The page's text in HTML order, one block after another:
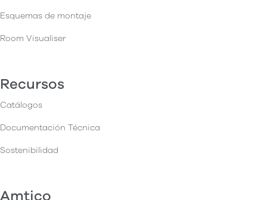
Esquemas de montaje
Room Visualiser
Recursos
Catálogos
Documentación Técnica
Sostenibilidad
Amtico